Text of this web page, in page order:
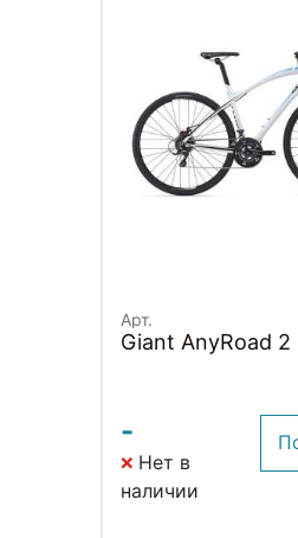
Арт.
Giant AnyRoad 2
-
Нет в
наличии